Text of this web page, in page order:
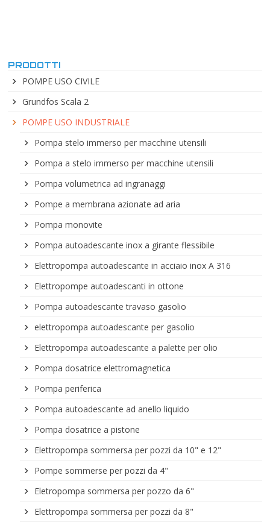
PRODOTTI
POMPE USO CIVILE
Grundfos Scala 2
POMPE USO INDUSTRIALE
Pompa stelo immerso per macchine utensili
Pompa a stelo immerso per macchine utensili
Pompa volumetrica ad ingranaggi
Pompe a membrana azionate ad aria
Pompa monovite
Pompa autoadescante inox a girante flessibile
Elettropompa autoadescante in acciaio inox A 316
Elettropompe autoadescanti in ottone
Pompa autoadescante travaso gasolio
elettropompa autoadescante per gasolio
Elettropompa autoadescante a palette per olio
Pompa dosatrice elettromagnetica
Pompa periferica
Pompa autoadescante ad anello liquido
Pompa dosatrice a pistone
Elettropompa sommersa per pozzi da 10" e 12"
Pompe sommerse per pozzi da 4"
Eletropompa sommersa per pozzo da 6"
Elettropompa sommersa per pozzi da 8"